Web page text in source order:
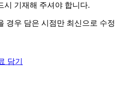
시 기재해 주셔야 합니다.
경우 담은 시점만 최신으로 수정
담기